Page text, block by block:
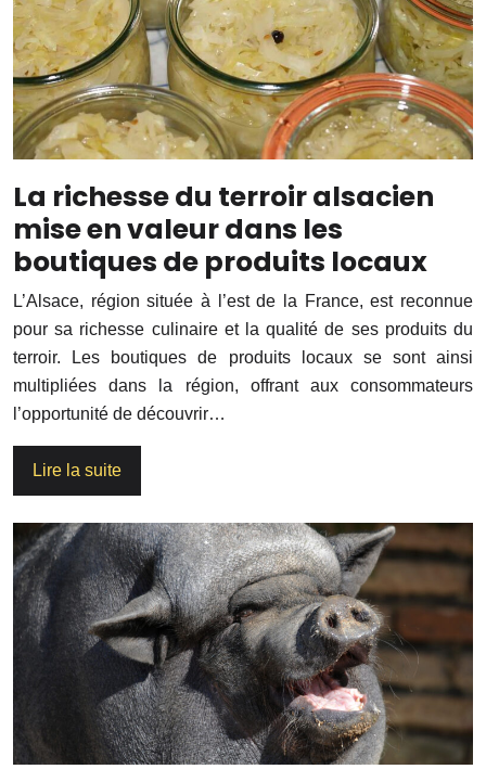
La richesse du terroir alsacien
mise en valeur dans les
boutiques de produits locaux
L’Alsace, région située à l’est de la France, est reconnue
pour sa richesse culinaire et la qualité de ses produits du
terroir. Les boutiques de produits locaux se sont ainsi
multipliées dans la région, offrant aux consommateurs
l’opportunité de découvrir…
Lire la suite